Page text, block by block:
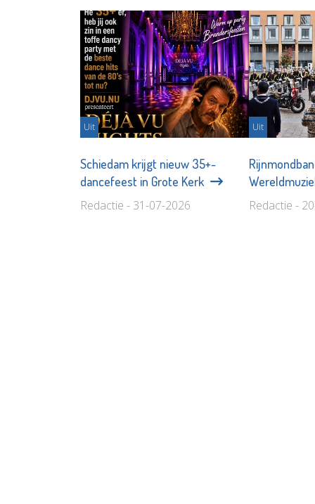
Uit
Schiedam krijgt nieuw 35+-
dancefeest in Grote Kerk
Redactie - 31-07-2026
Uit
Redactie -